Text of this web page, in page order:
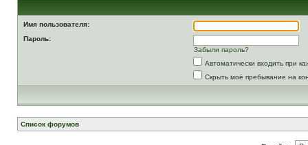
Имя пользователя:
Пароль:
Забыли пароль?
Автоматически входить при
Скрыть моё пребывание на
Список форумов